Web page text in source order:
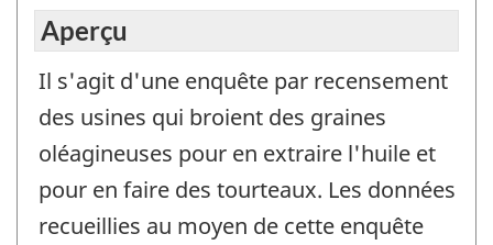
Aperçu
Il s'agit d'une enquête par recensement
des usines qui broient des graines
oléagineuses pour en extraire l'huile et
pour en faire des tourteaux. Les données
recueillies au moyen de cette enquête